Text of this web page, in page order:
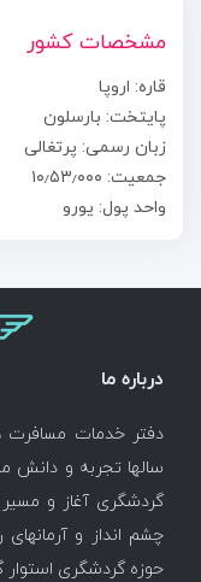
مشخصات کشور
قاره: اروپا
پایتخت: بارسلون
زبان رسمی: پرتغالی
جمعیت: ۱۰٫۵۳٫۰۰۰
واحد پول: یورو
درباره ما
دفتر خدمات مسافرت
سالها تجربه و دانش
گردشگری آغاز و
چشم انداز و
حوزه گردشگری